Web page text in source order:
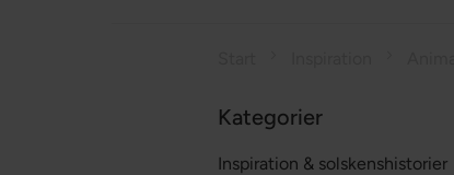
Kategorier
Inspiration & solskenshistorier